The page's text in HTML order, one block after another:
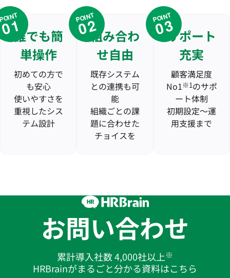
誰でも簡
単操作
初めての方で
も安心
使いやすさを
重視したシス
テム設計
POINT
02組み合わ
せ自由
既存システム
との連携も可
能
組織ごとの課
題に合わせた
チョイスを
POINT
03サポート
充実
顧客満足度
No1※1のサポ
ート体制
初期設定〜運
用支援まで
お問い合わせ
累計導入社数 4,000社以上※
HRBrainがまるごと分かる資料はこちら